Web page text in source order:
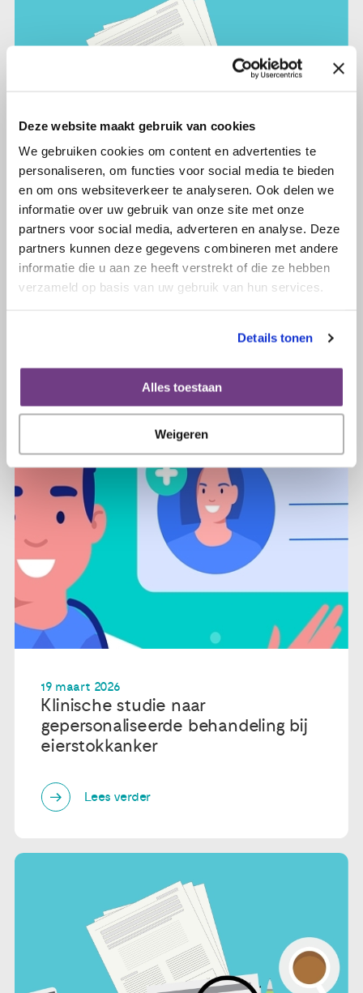
Deze website maakt gebruik van cookies
We gebruiken cookies om content en advertenties te
personaliseren, om functies voor social media te bieden
en om ons websiteverkeer te analyseren. Ook delen we
informatie over uw gebruik van onze site met onze
partners voor social media, adverteren en analyse. Deze
partners kunnen deze gegevens combineren met andere
informatie die u aan ze heeft verstrekt of die ze hebben
verzameld op basis van uw gebruik van hun services.
Details tonen
Alles toestaan
Weigeren
24 maart 2026
Vragenlijst 'Ervaring met het praten
over sport en beweging met je
19 maart 2026
Klinische studie naar
gepersonaliseerde behandeling bij
eierstokkanker
Lees verder